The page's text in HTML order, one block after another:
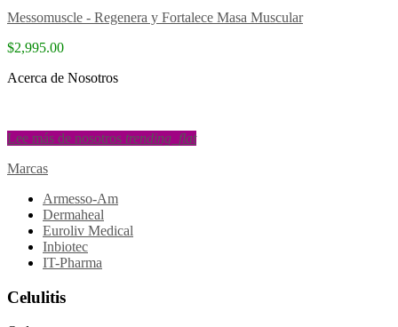
Messomuscle - Regenera y Fortalece Masa Muscular
$2,995.00
Acerca de Nosotros
Lee más de nosotros trending_flat
Marcas
Armesso-Am
Dermaheal
Euroliv Medical
Inbiotec
IT-Pharma
Celulitis